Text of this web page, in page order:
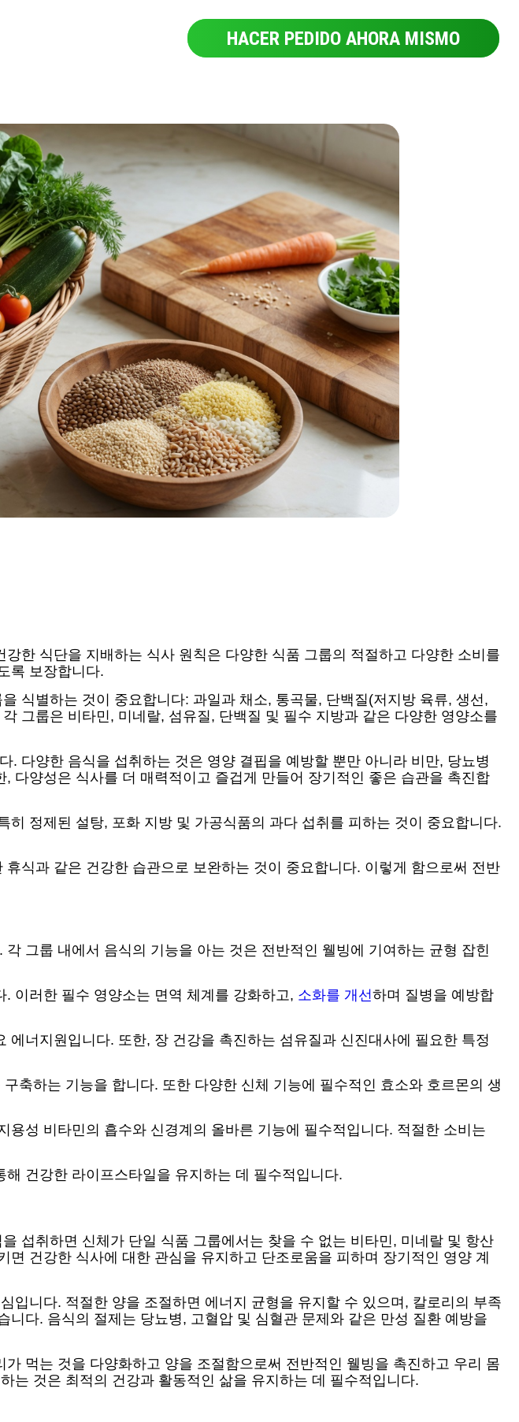
HACER PEDIDO AHORA MISMO
한 식단을 지배하는 식사 원칙은 다양한 식품 그룹의 적절하고 다양한 소비를
록 보장합니다.
식별하는 것이 중요합니다: 과일과 채소, 통곡물, 단백질(저지방 육류, 생선,
그룹은 비타민, 미네랄, 섬유질, 단백질 및 필수 지방과 같은 다양한 영양소를
다양한 음식을 섭취하는 것은 영양 결핍을 예방할 뿐만 아니라 비만, 당뇨병
다양성은 식사를 더 매력적이고 즐겁게 만들어 장기적인 좋은 습관을 촉진합
정제된 설탕, 포화 지방 및 가공식품의 과다 섭취를 피하는 것이 중요합니다.
식과 같은 건강한 습관으로 보완하는 것이 중요합니다. 이렇게 함으로써 전반
그룹 내에서 음식의 기능을 아는 것은 전반적인 웰빙에 기여하는 균형 잡힌
이러한 필수 영양소는 면역 체계를 강화하고, 소화를 개선하며 질병을 예방합
너지원입니다. 또한, 장 건강을 촉진하는 섬유질과 신진대사에 필요한 특정
축하는 기능을 합니다. 또한 다양한 신체 기능에 필수적인 효소와 호르몬의 생
성 비타민의 흡수와 신경계의 올바른 기능에 필수적입니다. 적절한 소비는
건강한 라이프스타일을 유지하는 데 필수적입니다.
섭취하면 신체가 단일 식품 그룹에서는 찾을 수 없는 비타민, 미네랄 및 항산
건강한 식사에 대한 관심을 유지하고 단조로움을 피하며 장기적인 영양 계
입니다. 적절한 양을 조절하면 에너지 균형을 유지할 수 있으며, 칼로리의 부족
다. 음식의 절제는 당뇨병, 고혈압 및 심혈관 문제와 같은 만성 질환 예방을
먹는 것을 다양화하고 양을 조절함으로써 전반적인 웰빙을 촉진하고 우리 몸
는 것은 최적의 건강과 활동적인 삶을 유지하는 데 필수적입니다.